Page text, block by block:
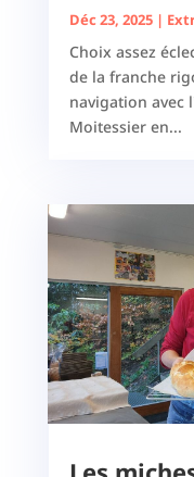
Déc 23, 2025|
Choix assez
de la franche
navigation avec
Moitessier en...